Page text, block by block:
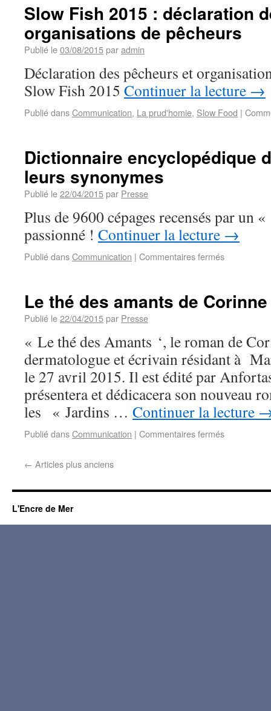
Slow Fish 2015 : déclaration
organisations de pêcheurs
Publié le03/08/2015paradmin
Déclaration des pêcheurs et
Slow Fish 2015 Continuer la lecture →
Publié dansCommunication, La prud'homie, Slow Food |
Dictionnaire encyclopédique
leurs synonymes
Publié le22/04/2015par Presse
Plus de 9600 cépages recensés par un
passionné ! Continuer la lecture →
Publié dansCommunication | Commentaires fermés
Le thé des amants de
Publié le22/04/2015par Presse
« Le thé des Amants ‘, le roman de
dermatologue et écrivain résidant à
le 27 avril 2015. Il est édité par
présentera et dédicacera son nouveau
les « Jardins … Continuer la lecture
Publié dansCommunication | Commentaires fermés
← Articles plus anciens
L'Encre de Mer